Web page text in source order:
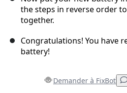
the steps in reverse order
together.
Congratulations! You have
battery!
Demander à FixBot